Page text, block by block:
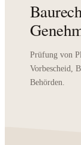
Prüfung von
Vorbescheid,
Behörden.